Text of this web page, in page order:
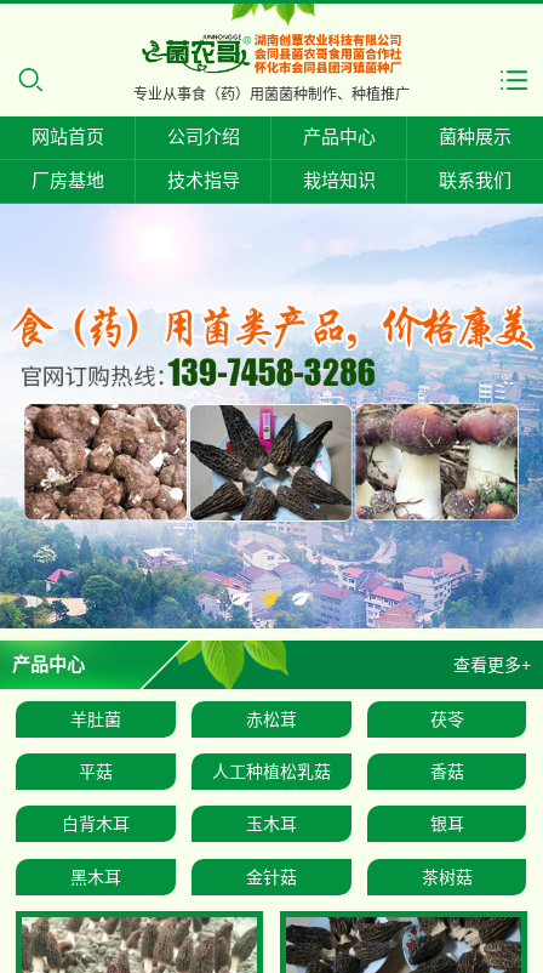
专业从事食（药）用菌菌种制作、种植推广
网站首页 公司介绍 产品中心 菌种展示
厂房基地 技术指导 栽培知识 联系我们
产品中心 查看更多+
羊肚菌 赤松茸 茯苓
平菇 人工种植松乳菇 香菇
白背木耳 玉木耳 银耳
黑木耳 金针菇 茶树菇